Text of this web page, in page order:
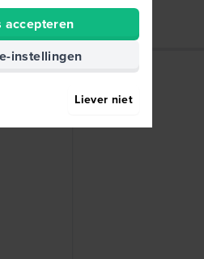
accepteren
instellingen
Liever niet